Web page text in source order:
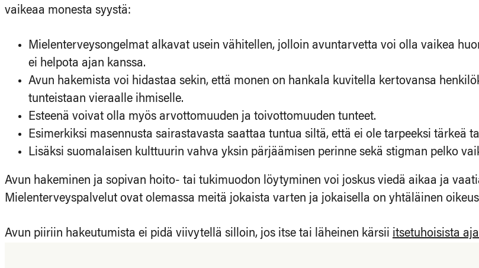
vaikeaa monesta syystä:
Mielenterveysongelmat alkavat usein vähitellen, jolloin avuntarvetta voi olla vaikea
ei helpota ajan kanssa.
Avun hakemista voi hidastaa sekin, että monen on hankala kuvitella kertovansa
tunteistaan vieraalle ihmiselle.
Esteenä voivat olla myös arvottomuuden ja toivottomuuden tunteet.
Esimerkiksi masennusta sairastavasta saattaa tuntua siltä, että ei ole tarpeeksi tärkeä
Lisäksi suomalaisen kulttuurin vahva yksin pärjäämisen perinne sekä stigman pelko
Avun hakeminen ja sopivan hoito- tai tukimuodon löytyminen voi joskus viedä aikaa ja
Mielenterveyspalvelut ovat olemassa meitä jokaista varten ja jokaisella on yhtäläinen
Avun piiriin hakeutumista ei pidä viivytellä silloin, jos itse tai läheinen kärsii itsetuhoisista